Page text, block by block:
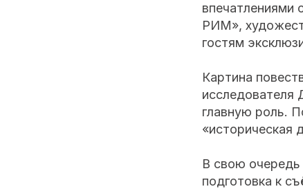
впечатлениями
РИМ»,
гостям
Картина
исследователя
главную роль.
«историческая
В свою очередь
подготовка к